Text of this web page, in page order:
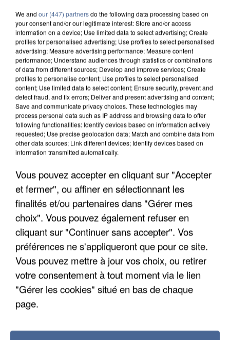
DE FAUNE SAUVAGE SONT...
We and our (447) partnersdo the following data processing based on
your consent and/or our legitimate interest: Store and/or access
information on a device; Use limited data to select advertising; Create
profiles for personalised advertising; Use profiles to select personalised
advertising; Measure advertising performance; Measure content
performance; Understand audiences through statistics or combinations
of data from different sources; Develop and improve services; Create
profiles to personalise content; Use profiles to select personalised
content; Use limited data to select content; Ensure security, prevent and
detect fraud, and fix errors; Deliver and present advertising and content;
Save and communicate privacy choices. These technologies may
process personal data such as IP address and browsing data to offer
following functionalities: Identify devices based on information actively
requested; Use precise geolocation data; Match and combine data from
other data sources; Link different devices; Identify devices based on
information transmitted automatically.
Vous pouvez accepter en cliquant sur "Accepter
et fermer", ou affiner en sélectionnant les
finalités et/ou partenaires dans "Gérer mes
choix". Vous pouvez également refuser en
cliquant sur "Continuer sans accepter". Vos
préférences ne s'appliqueront que pour ce site.
Vous pouvez mettre à jour vos choix, ou retirer
votre consentement à tout moment via le lien
"Gérer les cookies" situé en bas de chaque
page.